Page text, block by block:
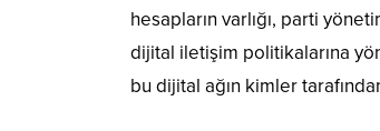
hesapların varlığı, parti
dijital iletişim politikalarına
bu dijital ağın kimler